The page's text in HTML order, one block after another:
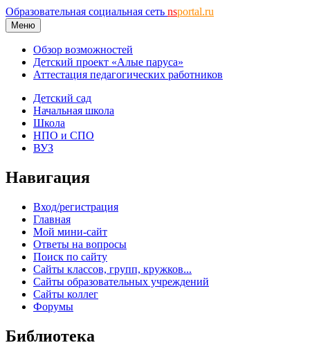
Образовательная социальная сеть nsportal.ru
Меню
Обзор возможностей
Детский проект «Алые паруса»
Аттестация педагогических работников
Детский сад
Начальная школа
Школа
НПО и СПО
ВУЗ
Навигация
Вход/регистрация
Главная
Мой мини-сайт
Ответы на вопросы
Поиск по сайту
Сайты классов, групп, кружков...
Сайты образовательных учреждений
Сайты коллег
Форумы
Библиотека